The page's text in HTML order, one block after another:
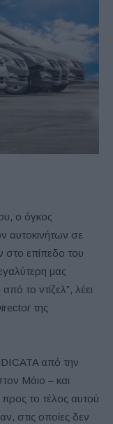
ο όγκος
αυτοκινήτων σε
στο επίπεδο του
μας
το ντίζελ”, λέει
της
από την
Μάιο – και
το τέλος αυτού
στις οποίες δεν